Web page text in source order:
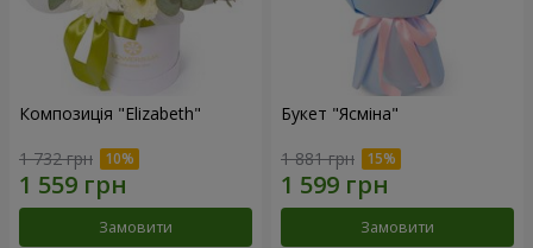
Композиція "Elizabeth"
1 732 грн
Замовити
Букет "Ясміна"
1 881 грн
Замовити